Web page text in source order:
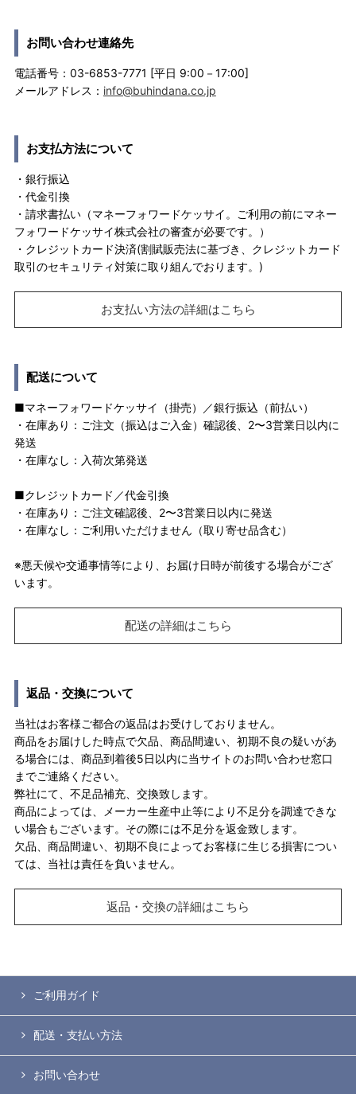
お問い合わせ連絡先
電話番号：03-6853-7771 [平日 9:00－17:00]
メールアドレス： info@buhindana.co.jp
お支払方法について
・銀行振込
・代金引換
・請求書払い（マネーフォワードケッサイ。ご利用の前にマネー
フォワードケッサイ株式会社の審査が必要です。）
・クレジットカード決済(割賦販売法に基づき、クレジットカード
取引のセキュリティ対策に取り組んでおります。)
お支払い方法の詳細はこちら
配送について
■マネーフォワードケッサイ（掛売）／銀行振込（前払い）
・在庫あり：ご注文（振込はご入金）確認後、2〜3営業日以内に
発送
・在庫なし：入荷次第発送
■クレジットカード／代金引換
・在庫あり：ご注文確認後、2〜3営業日以内に発送
・在庫なし：ご利用いただけません（取り寄せ品含む）
※悪天候や交通事情等により、お届け日時が前後する場合がござ
います。
配送の詳細はこちら
返品・交換について
当社はお客様ご都合の返品はお受けしておりません。
商品をお届けした時点で欠品、商品間違い、初期不良の疑いがあ
る場合には、商品到着後5日以内に当サイトのお問い合わせ窓口
までご連絡ください。
弊社にて、不足品補充、交換致します。
商品によっては、メーカー生産中止等により不足分を調達できな
い場合もございます。その際には不足分を返金致します。
欠品、商品間違い、初期不良によってお客様に生じる損害につい
ては、当社は責任を負いません。
返品・交換の詳細はこちら
ご利用ガイド
配送・支払い方法
お問い合わせ